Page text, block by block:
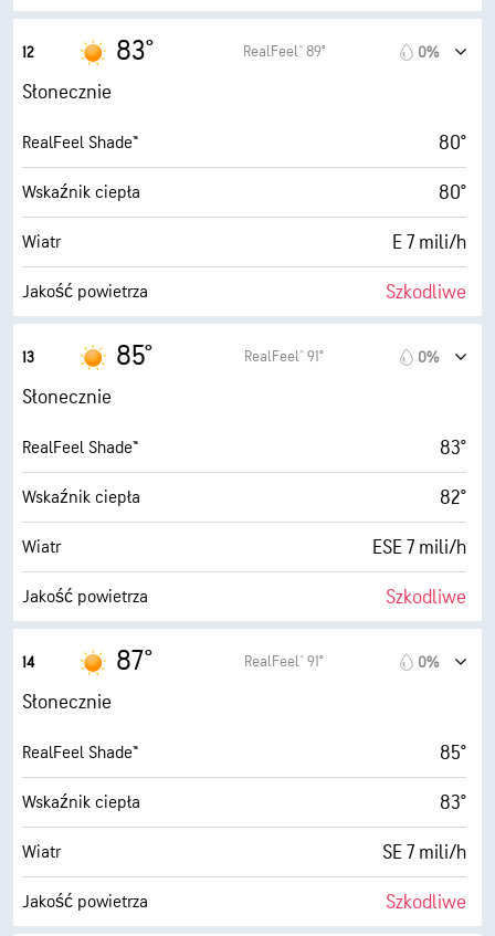
Porywy wiatru
Wilgotność
Punkt rosy 29° F
AccuLumen Brightness Index™ 10 (B. jasne)
Zachmurzenie 0%
Widoczność 10 mili
12 83° RealFeel® 89° 0%
Słonecznie
RealFeel Shade™ 80°
Wskaźnik ciepła 80°
Wiatr E 7 mili/h
Jakość powietrza Szkodliwe
Maksymalny wskaźnik UV
Porywy wiatru
Wilgotność 13%
Punkt rosy 28° F
AccuLumen Brightness Index™ 10 (B. jasne)
Zachmurzenie 0%
13 85° RealFeel® 91° 0%
Słonecznie
RealFeel Shade™ 83°
Wskaźnik ciepła 82°
Wiatr ESE 7 mili/h
Jakość powietrza Szkodliwe
Maksymalny wskaźnik UV
Porywy wiatru
Wilgotność 12%
Punkt rosy 27° F
AccuLumen Brightness Index™ 10 (B. jasne)
Zachmurzenie 0%
14 87° RealFeel® 91° 0%
Słonecznie
RealFeel Shade™ 85°
Wskaźnik ciepła 83°
Wiatr SE 7 mili/h
Jakość powietrza Szkodliwe